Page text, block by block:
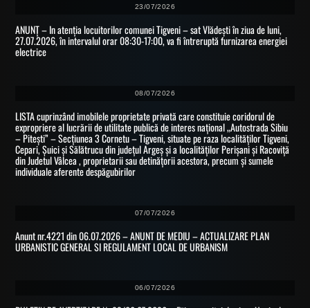
23/07/2026
ANUNȚ – In atenția locuitorilor comunei Tigveni – sat Vlădești în ziua de luni,
27.07.2026, în intervalul orar 08:30-17:00, va fi întreruptă furnizarea energiei
electrice
08/07/2026
LISTA cuprinzând imobilele proprietate privată care constituie coridorul de
expropriere al lucrării de utilitate publică de interes național „Autostrada Sibiu
– Pitești” – Secțiunea 3 Cornetu – Tigveni, situate pe raza localităților Tigveni,
Cepari, Șuici și Sălătrucu din județul Argeș și a localităților Perișani și Racoviță
din Judetul Vâlcea , proprietarii sau detinățorii acestora, precum și sumele
individuale aferente despăgubirilor
07/07/2026
Anunt nr.4221 din 06.07.2026 – ANUNT DE MEDIU – ACTUALIZARE PLAN
URBANISTIC GENERAL SI REGULAMENT LOCAL DE URBANISM
06/07/2026